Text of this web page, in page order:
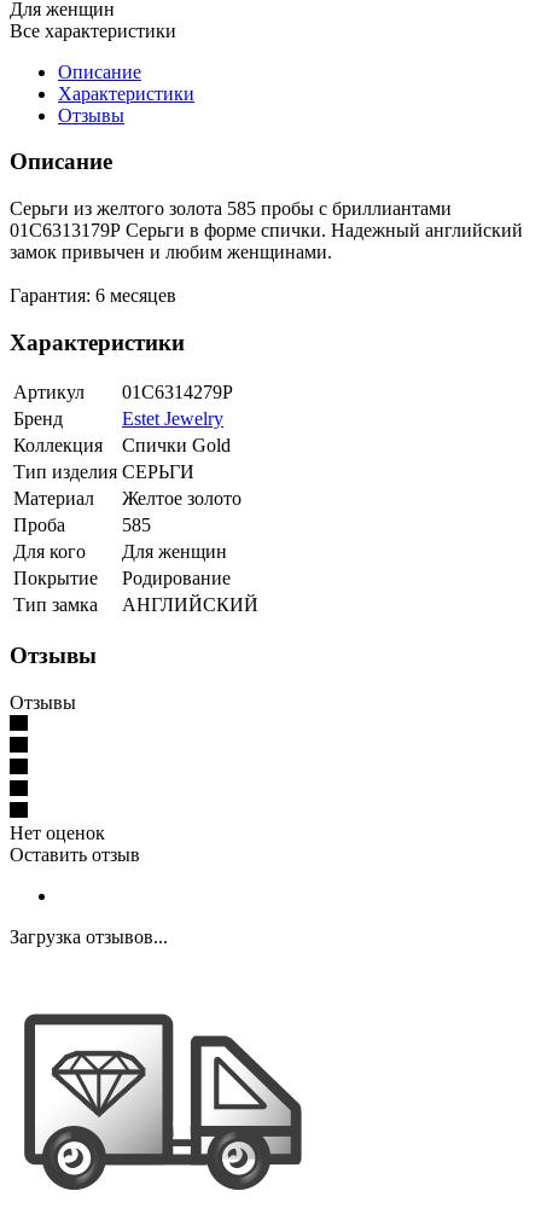
Для женщин
Все характеристики
Описание
Характеристики
Отзывы
Описание
Серьги из желтого золота 585 пробы с бриллиантами
01С6313179Р Серьги в форме спички. Надежный английский
замок привычен и любим женщинами.
Гарантия: 6 месяцев
Характеристики
Артикул
01С6314279Р
Бренд
Estet Jewelry
Коллекция
Спички Gold
Тип изделия СЕРЬГИ
Материал
Желтое золото
Проба
585
Для кого
Для женщин
Покрытие
Родирование
Тип замка
АНГЛИЙСКИЙ
Отзывы
Отзывы
Нет оценок
Оставить отзыв
Загрузка отзывов...